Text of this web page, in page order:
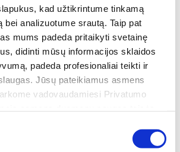
kad užtikrintume tinkamą
bei analizuotume srautą. Taip pat
mums padeda pritaikyti svetainę
didinti mūsų informacijos sklaidos
padeda profesionaliai teikti ir
Jūsų pateikiamus asmens
vadovaudamiesi Privatumo